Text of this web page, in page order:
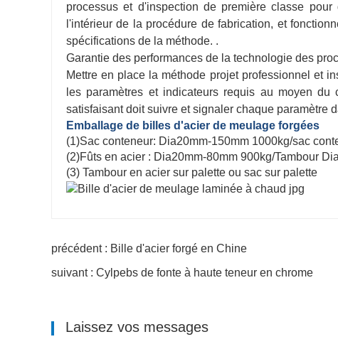
processus et d'inspection de première classe
l'intérieur de la procédure de fabrication, et
spécifications de la méthode. .
Garantie des performances de la technologie des
Mettre en place la méthode projet professionnel et
les paramètres et indicateurs requis au moyen
satisfaisant doit suivre et signaler chaque paramètre
Emballage de billes d'acier de meulage forgées
(1)Sac conteneur: Dia20mm-150mm 1000kg/sac
(2)Fûts en acier : Dia20mm-80mm 900kg/Tambour
(3) Tambour en acier sur palette ou sac sur palette
précédent : Bille d'acier forgé en Chine
suivant : Cylpebs de fonte à haute teneur en chrome
Laissez vos messages